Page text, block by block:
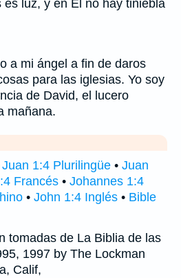
luz, y en El no hay tiniebla
a mi ángel a fin de daros
para las iglesias. Yo soy
de David, el lucero
mañana.
Juan 1:4 Plurilingüe • Juan
Francés • Johannes 1:4
• John 1:4 Inglés • Bible
tomadas de La Biblia de las
1997 by The Lockman
Calif,